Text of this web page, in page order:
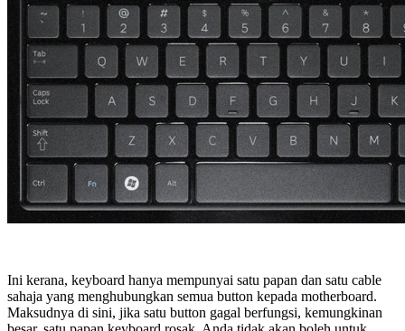
Ini kerana, keyboard hanya mempunyai satu papan dan satu cable
sahaja yang menghubungkan semua button kepada motherboard.
Maksudnya di sini, jika satu button gagal berfungsi, kemungkinan